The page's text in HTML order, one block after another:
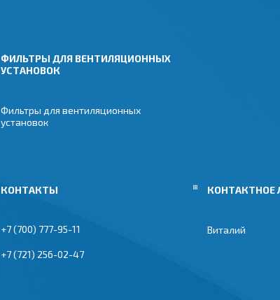
ФИЛЬТРЫ ДЛЯ ВЕНТИЛЯЦИОННЫХ
УСТАНОВОК
Фильтры для вентиляционных
установок
+7 (700) 777-95-11
+7 (721) 256-02-47
Виталий